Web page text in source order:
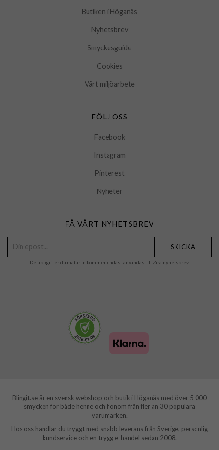
Butiken i Höganäs
Nyhetsbrev
Smyckesguide
Cookies
Vårt miljöarbete
FÖLJ OSS
Facebook
Instagram
Pinterest
Nyheter
FÅ VÅRT NYHETSBREV
SKICKA
De uppgifter du matar in kommer endast användas till våra nyhetsbrev.
Blingit.se är en svensk webshop och butik i Höganäs med över 5 000
smycken för både henne och honom från fler än 30 populära
varumärken.
Hos oss handlar du tryggt med snabb leverans från Sverige, personlig
kundservice och en trygg e-handel sedan 2008.